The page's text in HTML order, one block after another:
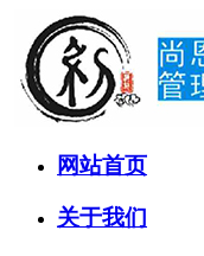
网站首页
关于我们